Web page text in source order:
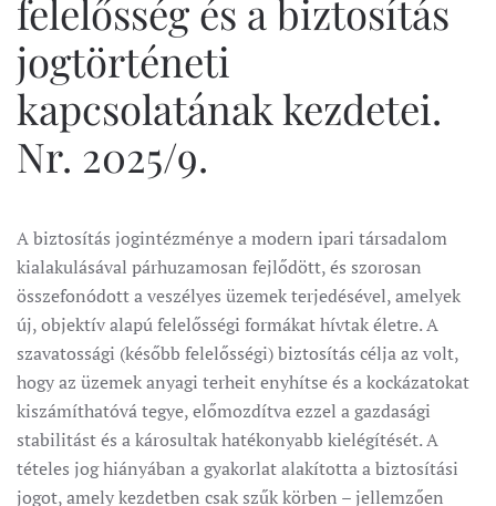
felelősség és a biztosítás
jogtörténeti
kapcsolatának kezdetei.
Nr. 2025/9.
A biztosítás jogintézménye a modern ipari társadalom
kialakulásával párhuzamosan fejlődött, és szorosan
összefonódott a veszélyes üzemek terjedésével, amelyek
új, objektív alapú felelősségi formákat hívtak életre. A
szavatossági (később felelősségi) biztosítás célja az volt,
hogy az üzemek anyagi terheit enyhítse és a kockázatokat
kiszámíthatóvá tegye, előmozdítva ezzel a gazdasági
stabilitást és a károsultak hatékonyabb kielégítését. A
tételes jog hiányában a gyakorlat alakította a biztosítási
jogot, amely kezdetben csak szűk körben – jellemzően